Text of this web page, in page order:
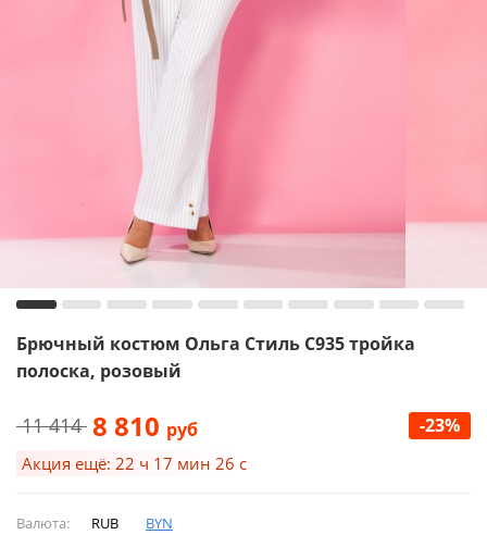
Брючный костюм Ольга Стиль С935 тройка
полоска, розовый
11 414 8 810 руб -23%
Акция ещё: 22 ч 17 мин 25 с
Валюта: RUB BYN